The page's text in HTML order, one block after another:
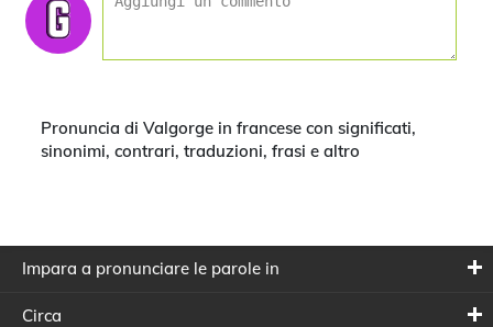
Pronuncia di Valgorge in francese con significati,
sinonimi, contrari, traduzioni, frasi e altro
Impara a pronunciare le parole in
Circa